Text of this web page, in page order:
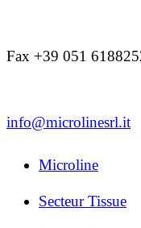
Fax +39 051
info@microlinesrl.it
Microline
Secteur Tissue